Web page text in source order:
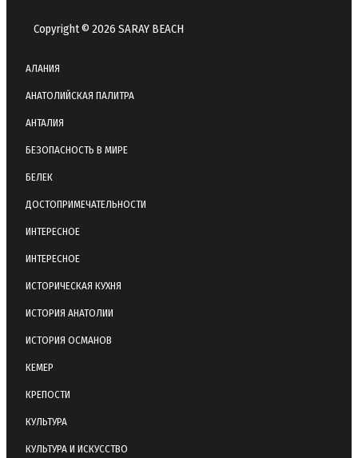
Copyright © 2026 SARAY BEACH
АЛАНИЯ
АНАТОЛИЙСКАЯ ПАЛИТРА
АНТАЛИЯ
БЕЗОПАСНОСТЬ В МИРЕ
БЕЛЕК
ДОСТОПРИМЕЧАТЕЛЬНОСТИ
ИНТЕРЕСНОЕ
ИНТЕРЕСНОЕ
ИСТОРИЧЕСКАЯ КУХНЯ
ИСТОРИЯ АНАТОЛИИ
ИСТОРИЯ ОСМАНОВ
КЕМЕР
КРЕПОСТИ
КУЛЬТУРА
КУЛЬТУРА И ИСКУССТВО